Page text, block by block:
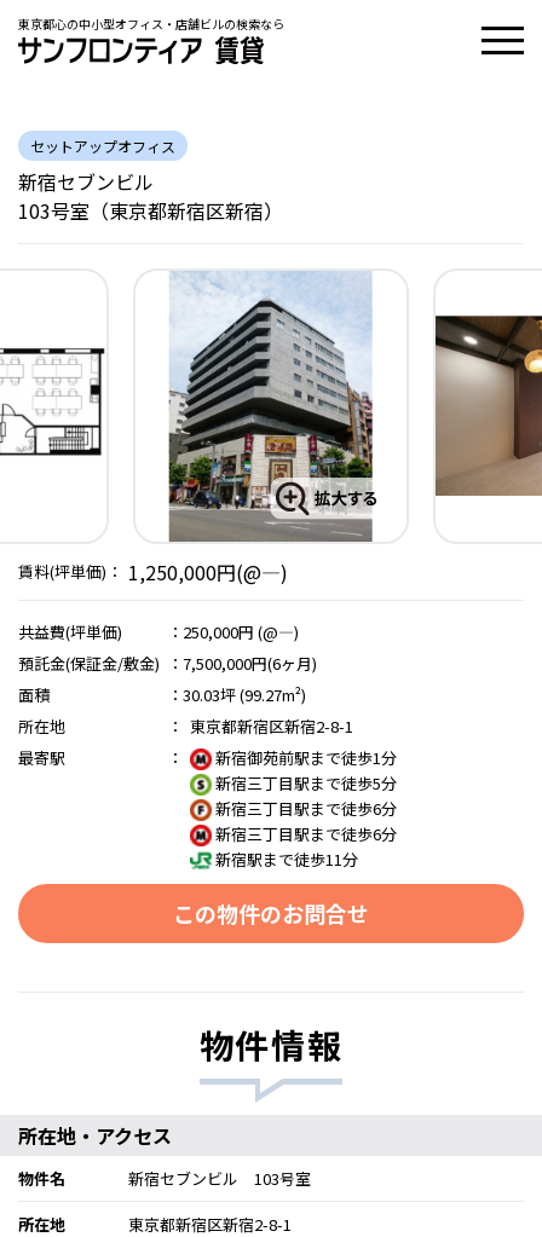
東京都心の中小型オフィス・店舗ビルの検索なら
セットアップオフィス
新宿セブンビル
103号室（東京都新宿区新宿）
賃料(坪単価)： 1,250,000円(@―)
共益費(坪単価) ： 250,000円 (@―)
預託金(保証金/敷金)
： 7,500,000円(6ヶ月)
面積
： 30.03坪 (99.27m²)
所在地
：
東京都新宿区新宿2-8-1
最寄駅
：
新宿御苑前駅まで徒歩1分
新宿三丁目駅まで徒歩5分
新宿三丁目駅まで徒歩6分
新宿三丁目駅まで徒歩6分
新宿駅まで徒歩11分
この物件のお問合せ
物件情報
所在地・アクセス
物件名
新宿セブンビル 103号室
所在地
東京都新宿区新宿2-8-1